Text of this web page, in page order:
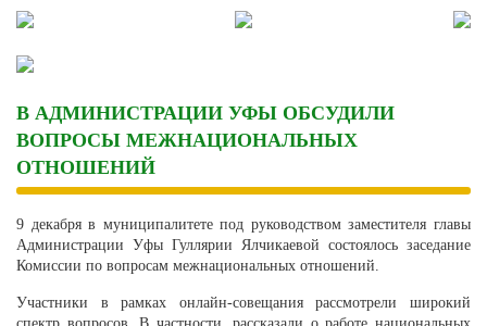
Skip
content
В АДМИНИСТРАЦИИ УФЫ ОБСУДИЛИ
ВОПРОСЫ МЕЖНАЦИОНАЛЬНЫХ
ОТНОШЕНИЙ
9 декабря в муниципалитете под руководством заместителя главы
Администрации Уфы Гуллярии Ялчикаевой состоялось заседание
Комиссии по вопросам межнациональных отношений.
Участники в рамках онлайн-совещания рассмотрели широкий